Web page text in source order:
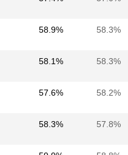
58.9% 58.3%
58.1% 58.3%
57.6% 58.2%
58.3% 57.8%